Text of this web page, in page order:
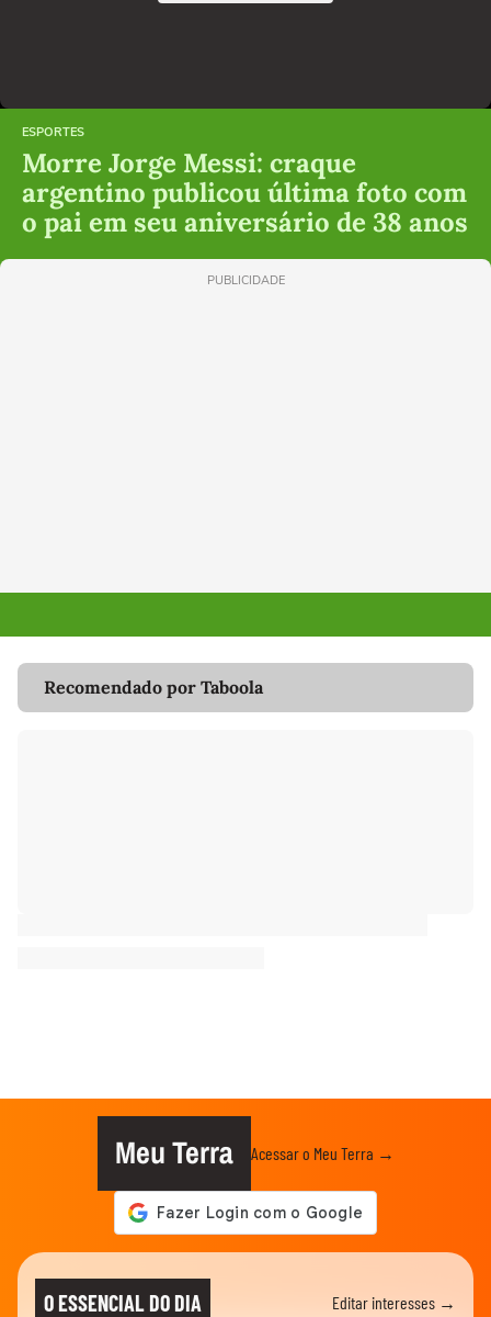
ESPORTES
Morre Jorge Messi: craque
argentino publicou última foto com
o pai em seu aniversário de 38 anos
PUBLICIDADE
Recomendado por Taboola
Meu Terra Acessar o Meu Terra →
O ESSENCIAL DO DIA Editar interesses →